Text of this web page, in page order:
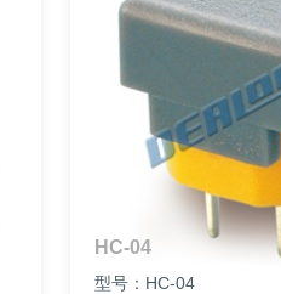
HC-04
型号：HC-04